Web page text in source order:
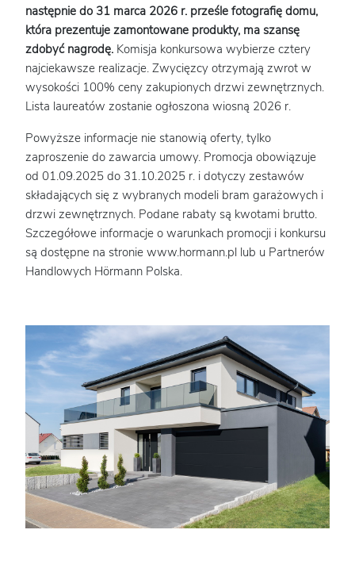
następnie do 31 marca 2026 r. prześle fotografię domu,
która prezentuje zamontowane produkty, ma szansę
zdobyć nagrodę. Komisja konkursowa wybierze cztery
najciekawsze realizacje. Zwycięzcy otrzymają zwrot w
wysokości 100% ceny zakupionych drzwi zewnętrznych.
Lista laureatów zostanie ogłoszona wiosną 2026 r.
Powyższe informacje nie stanowią oferty, tylko
zaproszenie do zawarcia umowy. Promocja obowiązuje
od 01.09.2025 do 31.10.2025 r. i dotyczy zestawów
składających się z wybranych modeli bram garażowych i
drzwi zewnętrznych. Podane rabaty są kwotami brutto.
Szczegółowe informacje o warunkach promocji i konkursu
są dostępne na stronie www.hormann.pl lub u Partnerów
Handlowych Hörmann Polska.